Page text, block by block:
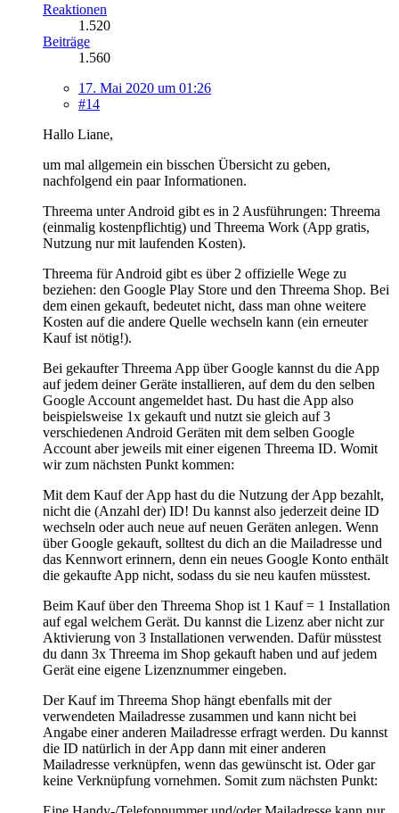
Reaktionen
1.520
Beiträge
1.560
17. Mai 2020 um 01:26
#14
Hallo Liane,
um mal allgemein ein bisschen Übersicht zu geben,
nachfolgend ein paar Informationen.
Threema unter Android gibt es in 2 Ausführungen: Threema
(einmalig kostenpflichtig) und Threema Work (App gratis,
Nutzung nur mit laufenden Kosten).
Threema für Android gibt es über 2 offizielle Wege zu
beziehen: den Google Play Store und den Threema Shop. Bei
dem einen gekauft, bedeutet nicht, dass man ohne weitere
Kosten auf die andere Quelle wechseln kann (ein erneuter
Kauf ist nötig!).
Bei gekaufter Threema App über Google kannst du die App
auf jedem deiner Geräte installieren, auf dem du den selben
Google Account angemeldet hast. Du hast die App also
beispielsweise 1x gekauft und nutzt sie gleich auf 3
verschiedenen Android Geräten mit dem selben Google
Account aber jeweils mit einer eigenen Threema ID. Womit
wir zum nächsten Punkt kommen:
Mit dem Kauf der App hast du die Nutzung der App bezahlt,
nicht die (Anzahl der) ID! Du kannst also jederzeit deine ID
wechseln oder auch neue auf neuen Geräten anlegen. Wenn
über Google gekauft, solltest du dich an die Mailadresse und
das Kennwort erinnern, denn ein neues Google Konto enthält
die gekaufte App nicht, sodass du sie neu kaufen müsstest.
Beim Kauf über den Threema Shop ist 1 Kauf = 1 Installation
auf egal welchem Gerät. Du kannst die Lizenz aber nicht zur
Aktivierung von 3 Installationen verwenden. Dafür müsstest
du dann 3x Threema im Shop gekauft haben und auf jedem
Gerät eine eigene Lizenznummer eingeben.
Der Kauf im Threema Shop hängt ebenfalls mit der
verwendeten Mailadresse zusammen und kann nicht bei
Angabe einer anderen Mailadresse erfragt werden. Du kannst
die ID natürlich in der App dann mit einer anderen
Mailadresse verknüpfen, wenn das gewünscht ist. Oder gar
keine Verknüpfung vornehmen. Somit zum nächsten Punkt: